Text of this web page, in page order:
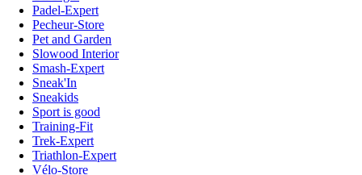
Padel-Expert
Pecheur-Store
Pet and Garden
Slowood Interior
Smash-Expert
Sneak'In
Sneakids
Sport is good
Training-Fit
Trek-Expert
Triathlon-Expert
Vélo-Store